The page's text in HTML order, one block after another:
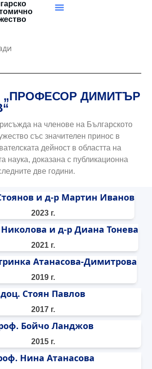
„ПРОФЕСОР ДИМИТЪР
на членове на Българското
със значителен принос в
дейност в областта на
наука, доказана с публикационна
две години.
и д-р Мартин Иванов
2023 г.
и д-р Диана Тонева
2021 г.
Атанасова-Димитрова
2019 г.
доц. Стоян Павлов
2017 г.
Бойчо Ланджов
2015 г.
Нина Атанасова